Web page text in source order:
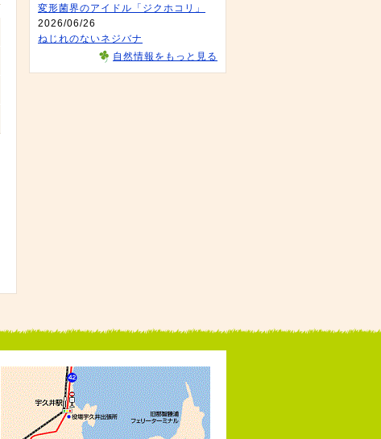
変形菌界のアイドル「ジクホコリ」
2026/06/26
ねじれのないネジバナ
自然情報をもっと見る